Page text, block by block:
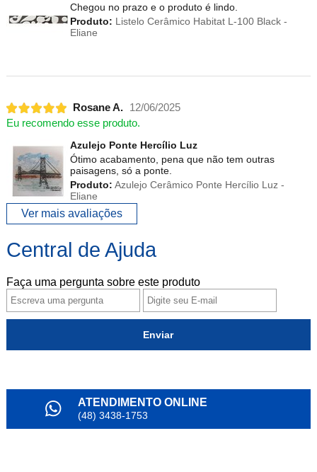
Chegou no prazo e o produto é lindo.
Produto: Listelo Cerâmico Habitat L-100 Black -
Eliane
Rosane A.
12/06/2025
Eu recomendo esse produto.
Azulejo Ponte Hercílio Luz
Ótimo acabamento, pena que não tem outras
paisagens, só a ponte.
Produto: Azulejo Cerâmico Ponte Hercílio Luz -
Eliane
Ver mais avaliações
Central de Ajuda
Faça uma pergunta sobre este produto
Enviar
ATENDIMENTO ONLINE
(48) 3438-1753